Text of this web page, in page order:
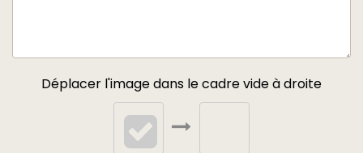
Déplacer l'image dans le cadre vide à droite